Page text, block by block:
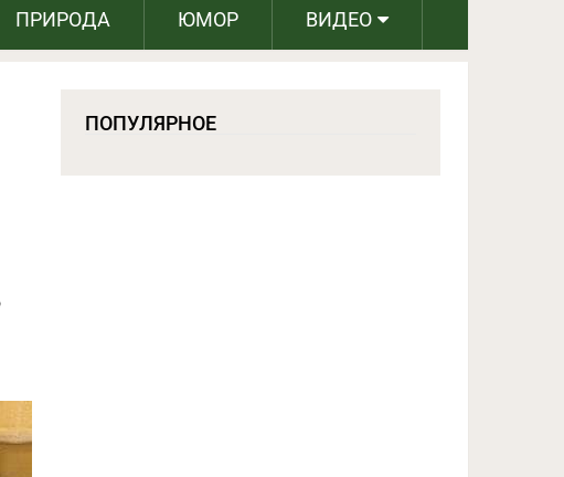
ПРИРОДА ЮМОР ВИДЕО
ПОПУЛЯРНОЕ